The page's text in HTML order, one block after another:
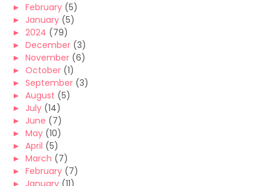
► February (5)
► January (5)
► 2024 (79)
► December (3)
► November (6)
► October (1)
► September (3)
► August (5)
► July (14)
► June (7)
► May (10)
► April (5)
► March (7)
► February (7)
► January (11)